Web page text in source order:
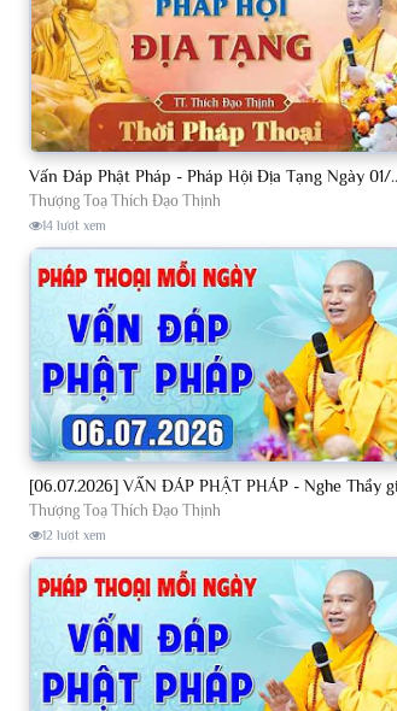
Vấn Đáp Phật Pháp - Pháp
Thượng Toạ Thích Đạo Thịnh
14 lượt xem
Thượng Toạ Thích Đạo Thịnh
12 lượt xem